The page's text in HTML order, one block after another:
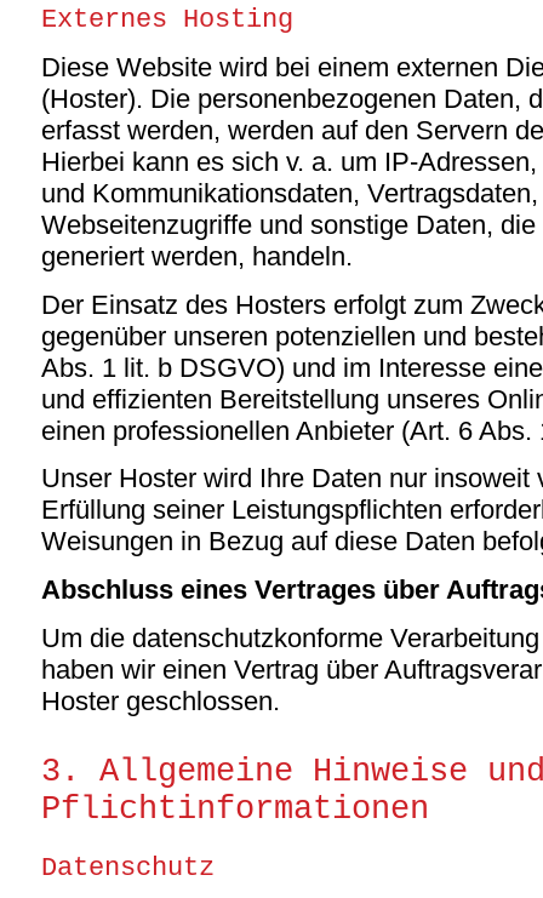
Externes Hosting
Diese Website wird bei einem externen
(Hoster). Die personenbezogenen Daten,
erfasst werden, werden auf den Servern
Hierbei kann es sich v. a. um IP-
und Kommunikationsdaten,
Webseitenzugriffe und sonstige Daten,
generiert werden, handeln.
Der Einsatz des Hosters erfolgt zum
gegenüber unseren potenziellen und
Abs. 1 lit. b DSGVO) und im Interesse
und effizienten Bereitstellung unseres
einen professionellen Anbieter (Art. 6
Unser Hoster wird Ihre Daten nur insoweit
Erfüllung seiner Leistungspflichten
Weisungen in Bezug auf diese Daten
Abschluss eines Vertrages über
Um die datenschutzkonforme
haben wir einen Vertrag über
Hoster geschlossen.
3. Allgemeine Hinweise
Pflichtinformationen
Datenschutz